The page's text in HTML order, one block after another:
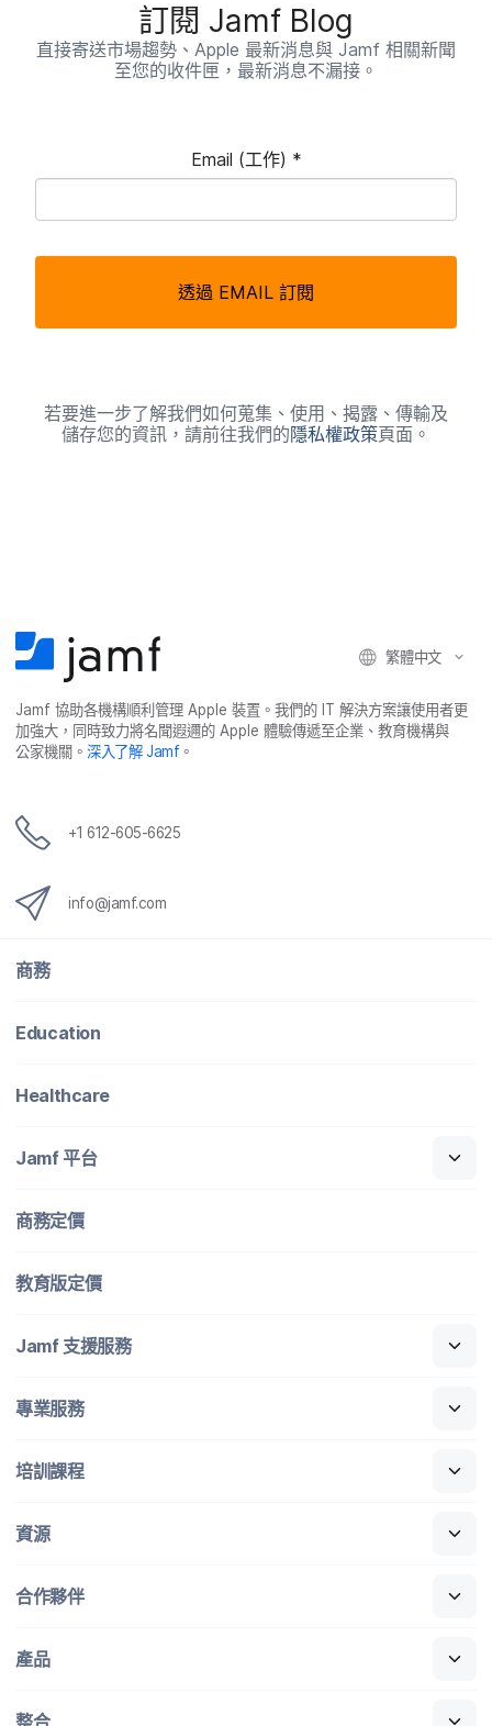
訂閱 Jamf Blog
直接​寄送​市場​趨勢、 Apple 最​新​消息​與 Jamf 相關​新聞​
至​您​的​收件​匣，​最​新​消息​不​漏接。
Email (工作) *
欄
透過 EMAIL 訂閱
若​要​進一步​了​解​我們​如何​蒐集、​使用、​揭露、​傳輸​及​
儲存您​的​資訊，​請​前往​我們​的隱私權​政策頁面。
繁體​中文
Jamf協助​各​機構​順利​管理 Apple裝置。​我們​的 IT解決​方案​讓​使用​者​更​
加強​大，​同時​致力​將​名聞​遐邇​的 Apple體驗​傳遞​至​企業、​教育​機構​與​
公家​機關。深入​了​解Jamf。
+1 612-605-6625
info@jamf.com
商務
Education
Healthcare
Jamf平​台
商務定​價
教育版定​價
Jamf 支援​服務
專業​服務
培訓​課程
資源
合作​夥伴
產品
整合